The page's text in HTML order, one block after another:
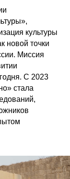
культуры
новой точки
Миссия
С 2023
стала